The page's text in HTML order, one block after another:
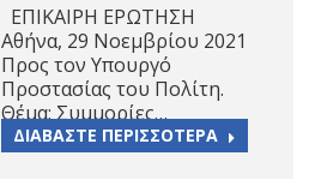
ΕΠΙΚΑΙΡΗ ΕΡΩΤΗΣΗ
Αθήνα, 29 Νοεμβρίου 2021
Προς τον Υπουργό
Προστασίας του Πολίτη.
Θέμα: Συμμορίες…
ΔΙΑΒΑΣΤΕ ΠΕΡΙΣΣΟΤΕΡΑ